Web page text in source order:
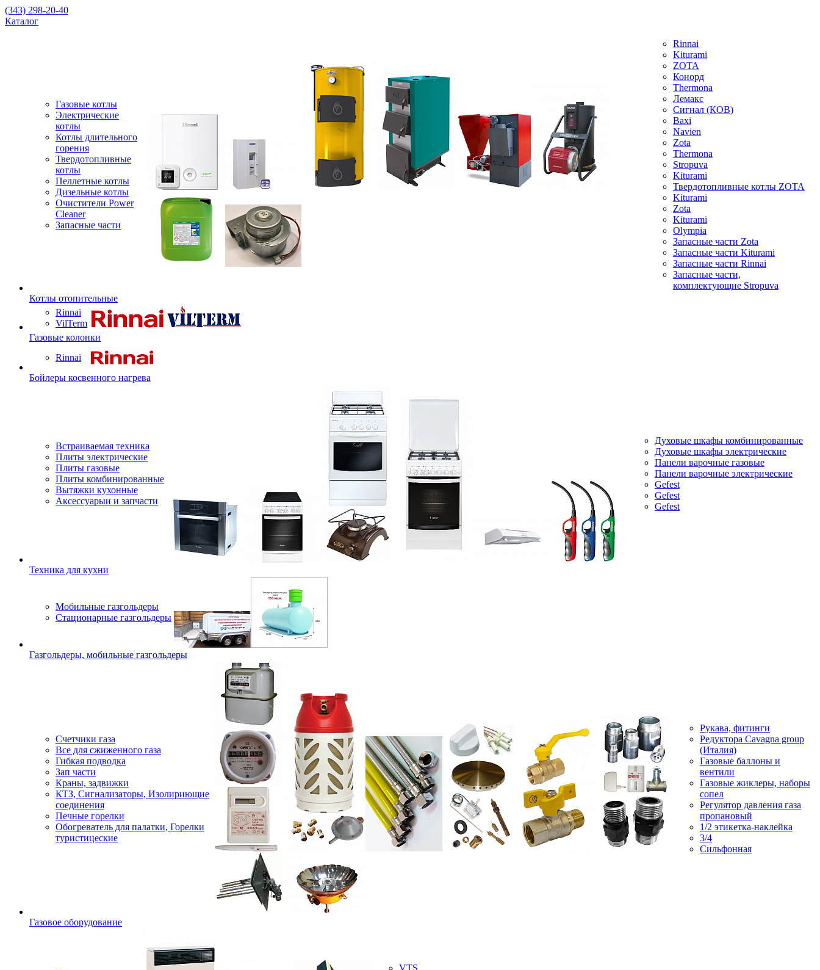
(343) 298-20-40
Каталог
Газовые котлы
Электрические
котлы
Котлы длительного
горения
Твердотопливные
котлы
Пеллетные котлы
Дизельные котлы
Очистители Power
Cleaner
Запасные части
Rinnai
Kiturami
ZOTA
Конорд
Thermona
Лемакс
Сигнал (КОВ)
Baxi
Navien
Zota
Thermona
Stropuva
Kiturami
Твердотопливные котлы ZOTA
Kiturami
Zota
Kiturami
Olympia
Запасные части Zota
Запасные части Kiturami
Запасные части Rinnai
Запасные части,
комплектующие Stropuva
Котлы отопительные
Rinnai
VilTerm
Газовые колонки
Rinnai
Бойлеры косвенного нагрева
Встраиваемая техника
Плиты электрические
Плиты газовые
Плиты комбинированные
Вытяжки кухонные
Аксессуарыи и запчасти
Духовые шкафы комбинированные
Духовые шкафы электрические
Панели варочные газовые
Панели варочные электрические
Gefest
Gefest
Gefest
Техника для кухни
Мобильные газгольдеры
Стационарные газгольдеры
Газгольдеры, мобильные газгольдеры
Счетчики газа
Все для сжиженного газа
Гибкая подводка
Зап части
Краны, задвижки
КТЗ, Сигнализаторы, Изолириющие
соединения
Печные горелки
Обогреватель для палатки, Горелки
туристицеские
Рукава, фитинги
Редуктора Cavagna group
(Италия)
Газовые баллоны и
вентили
Газовые жиклеры, наборы
сопел
Регулятор давления газа
пропановый
1/2 этикетка-наклейка
3/4
Сильфонная
Газовое оборудование
VTS